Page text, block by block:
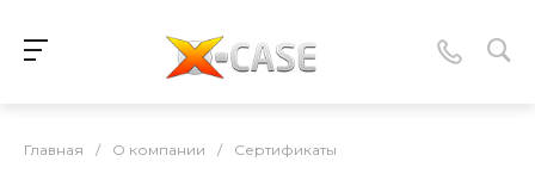
Главная / О компании / Сертификаты